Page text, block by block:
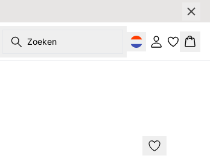
Zoeken Inloggen